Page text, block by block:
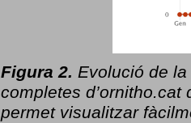
Figura 2. Evolució de la
completes d’ornitho.cat
permet visualitzar